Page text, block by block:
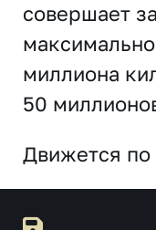
совершает
миллиона
50
Движется по